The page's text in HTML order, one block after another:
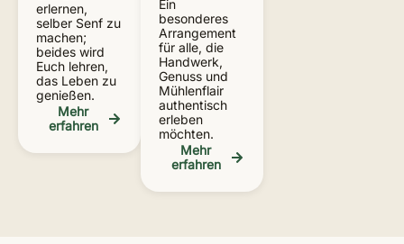
erlernen,
selber Senf zu
machen;
beides wird
Euch lehren,
das Leben zu
genießen.
Mehr
erfahren
Ein
besonderes
Arrangement
für alle, die
Handwerk,
Genuss und
Mühlenflair
authentisch
erleben
möchten.
Mehr
erfahren